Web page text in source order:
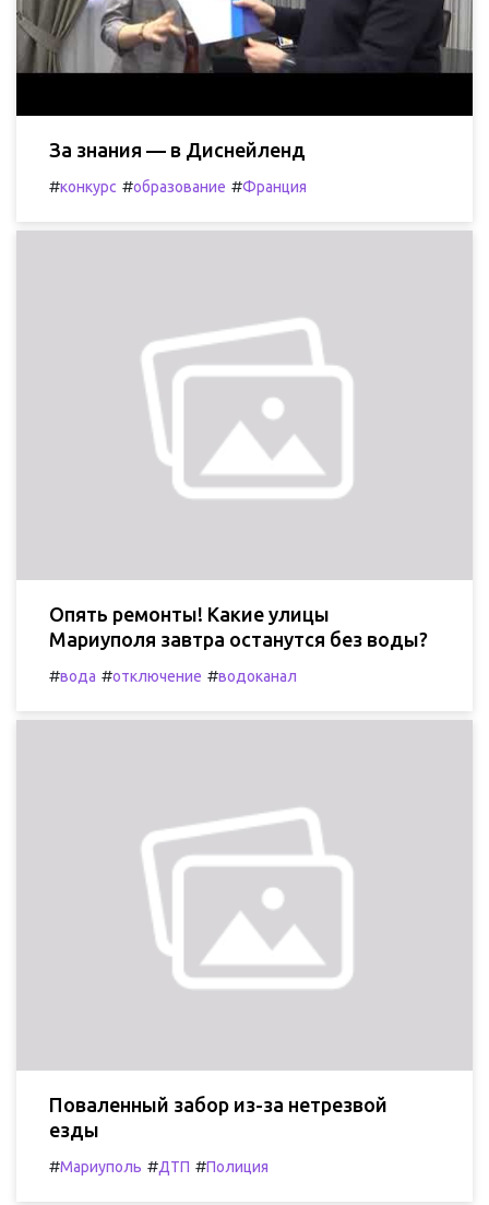
За знания — в Диснейленд
#конкурс #образование #Франция
Опять ремонты! Какие улицы
Мариуполя завтра останутся без воды?
#вода #отключение #водоканал
Поваленный забор из-за нетрезвой
езды
#Мариуполь #ДТП #Полиция